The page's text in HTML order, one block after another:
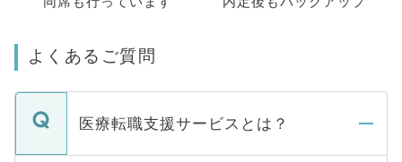
よくあるご質問
医療転職支援サービスとは？